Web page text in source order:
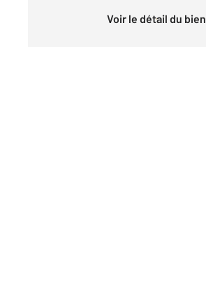
Voir le détail du bien